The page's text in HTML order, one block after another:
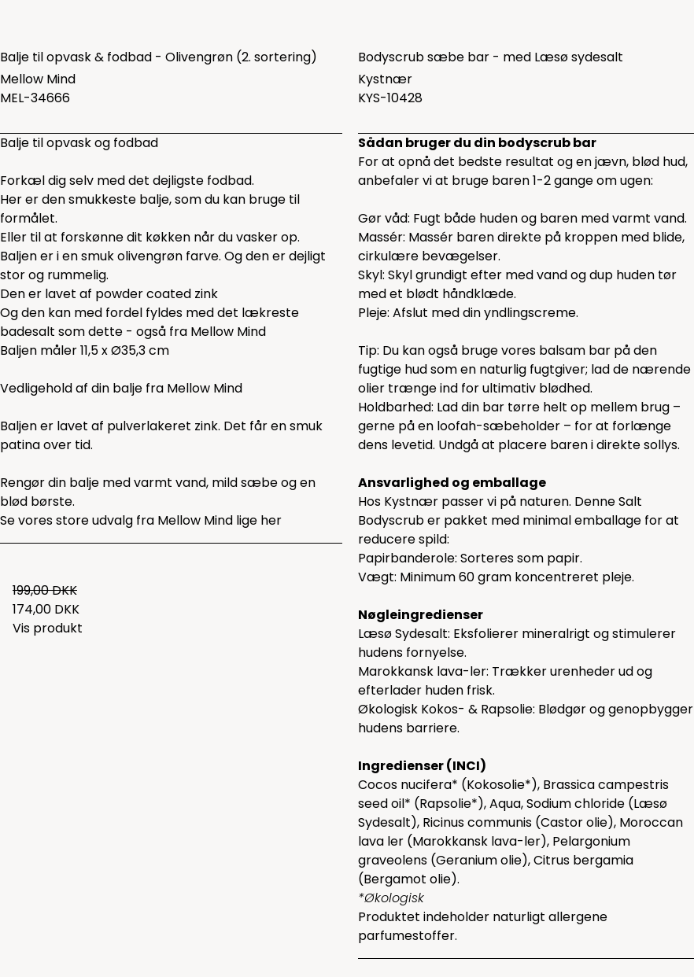
Balje til opvask & fodbad - Olivengrøn (2. sortering)
Mellow Mind
MEL-34666
Balje til opvask og fodbad
Forkæl dig selv med det dejligste fodbad.
Her er den smukkeste balje, som du kan bruge til
formålet.
Eller til at forskønne dit køkken når du vasker op.
Baljen er i en smuk olivengrøn farve. Og den er dejligt
stor og rummelig.
Den er lavet af powder coated zink
Og den kan med fordel fyldes med det lækreste
badesalt somdette - også fra Mellow Mind
Baljen måler 11,5 x Ø35,3 cm
Vedligehold af din balje fra Mellow Mind
Baljen er lavet af pulverlakeret zink. Det får en smuk
patina over tid.
Rengør din balje med varmt vand, mild sæbe og en
blød børste.
Se vores store udvalg fra Mellow Mind lige her
199,00 DKK
174,00 DKK
Vis produkt
Bodyscrub sæbe bar - med Læsø sydesalt
Kystnær
KYS-10428
Sådan bruger du din bodyscrub bar
For at opnå det bedste resultat og en jævn, blød hud,
anbefaler vi at bruge baren 1-2 gange om ugen:
Gør våd: Fugt både huden og baren med varmt vand.
Massér: Massér baren direkte på kroppen med blide,
cirkulære bevægelser.
Skyl: Skyl grundigt efter med vand og dup huden tør
med et blødt håndklæde.
Pleje: Afslut med din yndlingscreme.
Tip: Du kan også bruge vores balsam bar på den
fugtige hud som en naturlig fugtgiver; lad de nærende
olier trænge ind for ultimativ blødhed.
Holdbarhed: Lad din bar tørre helt op mellem brug –
gerne på en loofah-sæbeholder – for at forlænge
dens levetid. Undgå at placere baren i direkte sollys.
Ansvarlighed og emballage
Hos Kystnær passer vi på naturen. Denne Salt
Bodyscrub er pakket med minimal emballage for at
reducere spild:
Papirbanderole: Sorteres som papir.
Vægt: Minimum 60 gram koncentreret pleje.
Nøgleingredienser
Læsø Sydesalt: Eksfolierer mineralrigt og stimulerer
hudens fornyelse.
Marokkansk lava-ler: Trækker urenheder ud og
efterlader huden frisk.
Økologisk Kokos- & Rapsolie: Blødgør og genopbygger
hudens barriere.
Ingredienser (INCI)
Cocos nucifera* (Kokosolie*), Brassica campestris
seed oil* (Rapsolie*), Aqua, Sodium chloride (Læsø
Sydesalt), Ricinus communis (Castor olie), Moroccan
lava ler (Marokkansk lava-ler), Pelargonium
graveolens (Geranium olie), Citrus bergamia
(Bergamot olie).
*Økologisk
Produktet indeholder naturligt allergene
parfumestoffer.